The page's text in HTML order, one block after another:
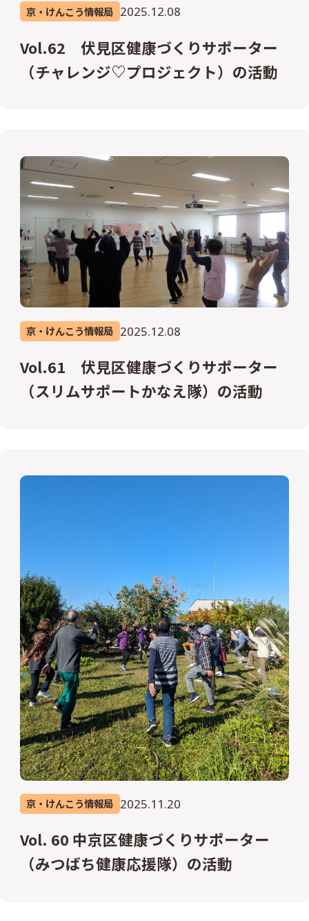
京・けんこう情報局 2025.12.08
Vol.62 伏見区健康づくりサポーター
（チャレンジ♡プロジェクト）の活動
京・けんこう情報局 2025.12.08
Vol.61 伏見区健康づくりサポーター
（スリムサポートかなえ隊）の活動
京・けんこう情報局 2025.11.20
Vol. 60 中京区健康づくりサポーター
（みつばち健康応援隊）の活動